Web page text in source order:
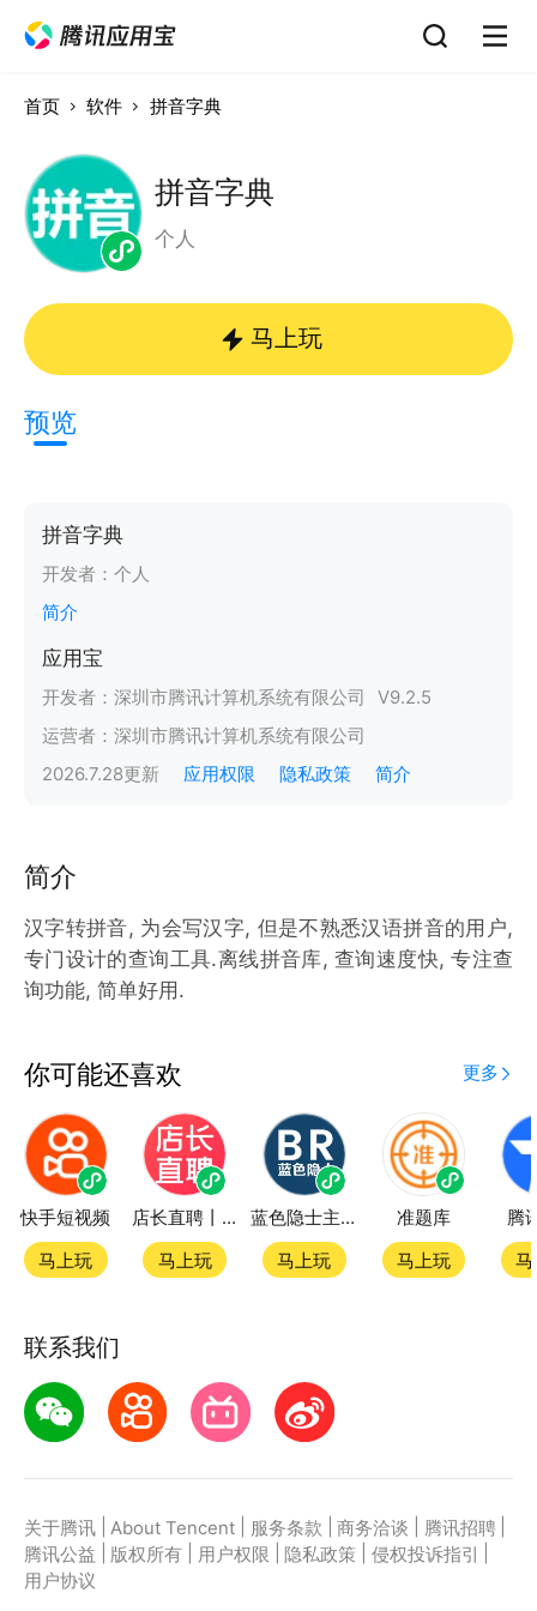
首页 软件 拼音字典
拼音字典
个人
马上玩
预览
拼音字典
开发者： 个人
简介
应用宝
开发者： 深圳市腾讯计算机系统有限公司 V9.2.5
运营者： 深圳市腾讯计算机系统有限公司
2026.7.28更新 应用权限 隐私政策 简介
简介
汉字转拼音, 为会写汉字, 但是不熟悉汉语拼音的用户,
专门设计的查询工具.离线拼音库, 查询速度快, 专注查
询功能, 简单好用.
你可能还喜欢 更多
快手短视频
马上玩
店长直聘丨求职招聘找工作
马上玩
蓝色隐士主题站
马上玩
准题库
马上玩
腾
联系我们
关于腾讯 About Tencent 服务条款 商务洽谈 腾讯招聘
腾讯公益
版权所有 用户权限 隐私政策 侵权投诉指引
用户协议